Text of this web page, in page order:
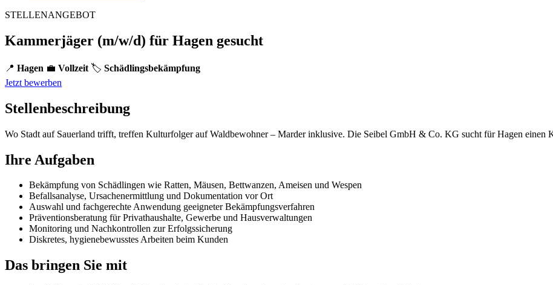
STELLENANGEBOT
Kammerjäger (m/w/d) für Hagen gesucht
📍 Hagen 💼 Vollzeit 🏷️ Schädlingsbekämpfung
Jetzt bewerben
Stellenbeschreibung
Wo Stadt auf Sauerland trifft, treffen Kulturfolger auf Waldbewohner – Marder inklusive. Die Seibel GmbH & Co. KG sucht für Hagen einen
Ihre Aufgaben
Bekämpfung von Schädlingen wie Ratten, Mäusen, Bettwanzen, Ameisen und Wespen
Befallsanalyse, Ursachenermittlung und Dokumentation vor Ort
Auswahl und fachgerechte Anwendung geeigneter Bekämpfungsverfahren
Präventionsberatung für Privathaushalte, Gewerbe und Hausverwaltungen
Monitoring und Nachkontrollen zur Erfolgssicherung
Diskretes, hygienebewusstes Arbeiten beim Kunden
Das bringen Sie mit